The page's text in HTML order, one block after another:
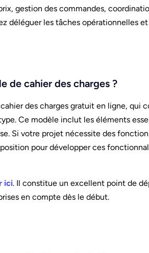
gestion des commandes,
déléguer les tâches opérationnelles
de cahier des charges ?
des charges gratuit en ligne,
Ce modèle inclut les éléments
Si votre projet nécessite des
pour développer ces
ici. Il constitue un excellent point de
en compte dès le début.